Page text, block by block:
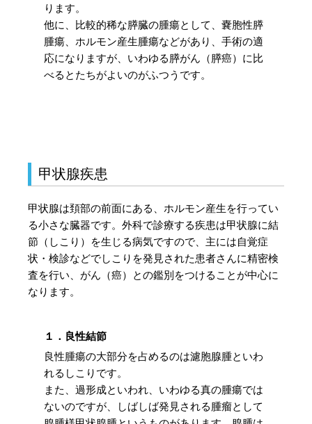
ります。
他に、比較的稀な膵臓の腫瘍として、嚢胞性膵
腫瘍、ホルモン産生腫瘍などがあり、手術の適
応になりますが、いわゆる膵がん（膵癌）に比
べるとたちがよいのがふつうです。
甲状腺疾患
甲状腺は頚部の前面にある、ホルモン産生を行ってい
る小さな臓器です。外科で診療する疾患は甲状腺に結
節（しこり）を生じる病気ですので、主には自覚症
状・検診などでしこりを発見された患者さんに精密検
査を行い、がん（癌）との鑑別をつけることが中心に
なります。
１．良性結節
良性腫瘍の大部分を占めるのは濾胞腺腫といわ
れるしこりです。
また、過形成といわれ、いわゆる真の腫瘍では
ないのですが、しばしば発見される腫瘤として